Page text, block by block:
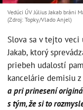
Vedúci ÚV Július Jakab bráni
(Zdroj: Topky/Vlado Anjel)
Slova sa v tejto veci
Jakab, ktorý
priebeh udalostí
kancelárie demisiu
a pri prinesení
s tým, že si to